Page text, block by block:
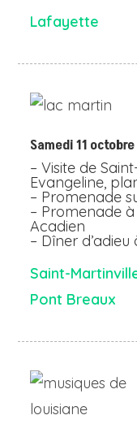
Lafayette
Samedi 11
– Visite de
Evangeline,
– Promenade
– Promenade
Acadien
– Dîner
Saint-
Pont Breaux